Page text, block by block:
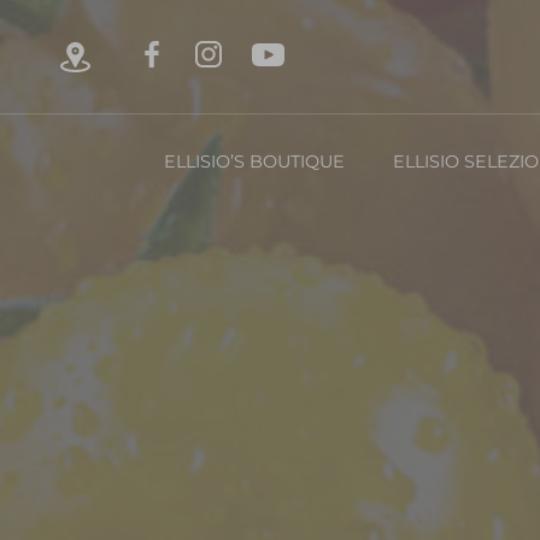
ELLISIO’S BOUTIQUE
FRUTTA
ELLISIO